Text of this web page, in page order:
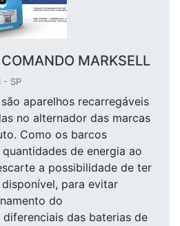
COMANDO MARKSELL
- SP
aparelhos recarregáveis
no alternador das marcas
Como os barcos
de energia ao
a possibilidade de ter
para evitar
do
das baterias de